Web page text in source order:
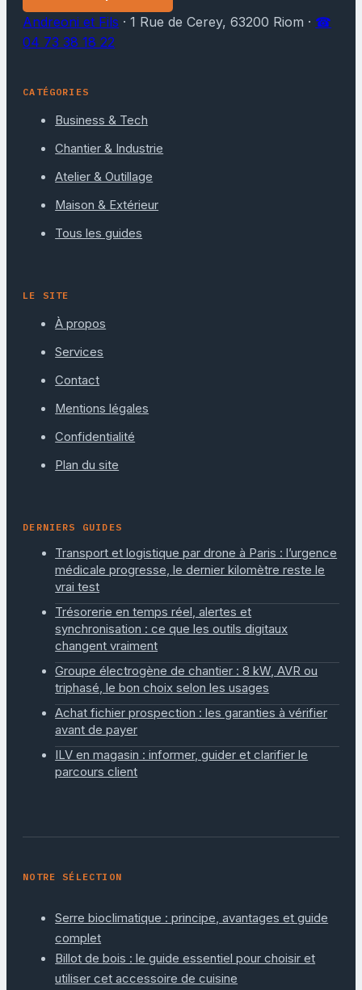
Andreoni et Fils ·1 Rue de Cerey, 63200 Riom · ☎
04 73 38 18 22
CATÉGORIES
Business & Tech
Chantier & Industrie
Atelier & Outillage
Maison & Extérieur
Tous les guides
LE SITE
À propos
Services
Contact
Mentions légales
Confidentialité
Plan du site
DERNIERS GUIDES
Transport et logistique par drone à Paris : l’urgence
médicale progresse, le dernier kilomètre reste le
vrai test
Trésorerie en temps réel, alertes et
synchronisation : ce que les outils digitaux
changent vraiment
Groupe électrogène de chantier : 8 kW, AVR ou
triphasé, le bon choix selon les usages
Achat fichier prospection : les garanties à vérifier
avant de payer
ILV en magasin : informer, guider et clarifier le
parcours client
NOTRE SÉLECTION
Serre bioclimatique : principe, avantages et guide
complet
Billot de bois : le guide essentiel pour choisir et
utiliser cet accessoire de cuisine